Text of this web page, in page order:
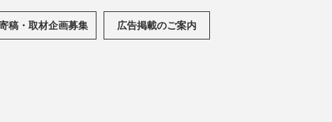
稿・取材企画募集 広告掲載のご案内